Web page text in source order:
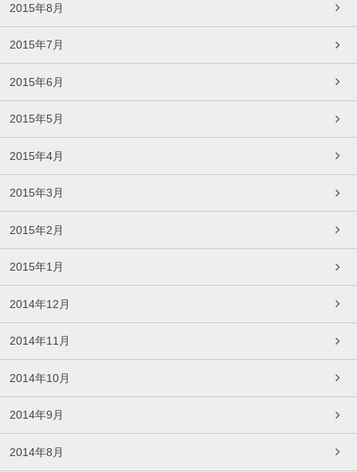
2015年8月
2015年7月
2015年6月
2015年5月
2015年4月
2015年3月
2015年2月
2015年1月
2014年12月
2014年11月
2014年10月
2014年9月
2014年8月